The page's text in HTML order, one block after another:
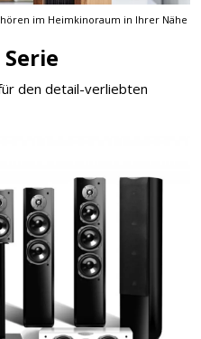
im Heimkinoraum in Ihrer Nähe
den detail-verliebten